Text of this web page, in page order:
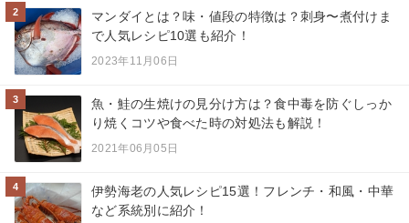
2
マンダイとは？味・値段の特徴は？刺身〜煮付けま
で人気レシピ10選も紹介！
2023年11月06日
3
魚・鮭の生焼けの見分け方は？食中毒を防ぐしっか
り焼くコツや食べた時の対処法も解説！
2021年06月05日
4
伊勢海老の人気レシピ15選！フレンチ・和風・中華
など系統別に紹介！